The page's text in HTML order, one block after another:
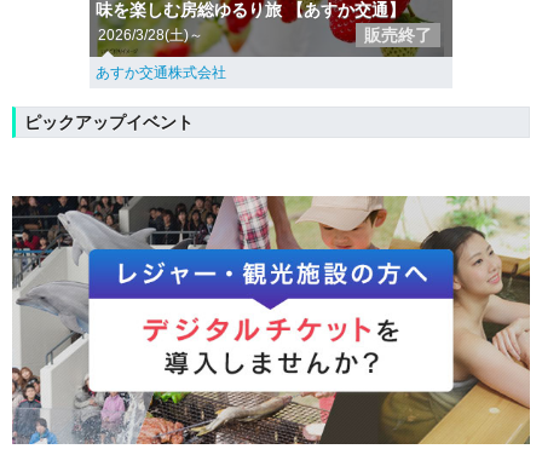
味を楽しむ房総ゆるり旅 【あすか交通】
2026/3/28(土)～ 販売終了
あすか交通株式会社
ピックアップイベント